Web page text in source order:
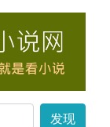
发现